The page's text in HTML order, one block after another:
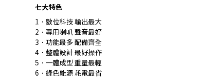
七大特色
1．數位科技 輸出最大
2．專用喇叭 聲音最好
3．功能最多 配備齊全
4．整體設計 最好操作
5．一體成型 重量最輕
6．綠色能源 耗電最省